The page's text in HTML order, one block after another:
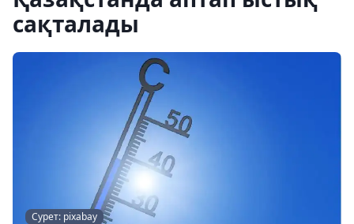
сақталады
Сурет: pixabay